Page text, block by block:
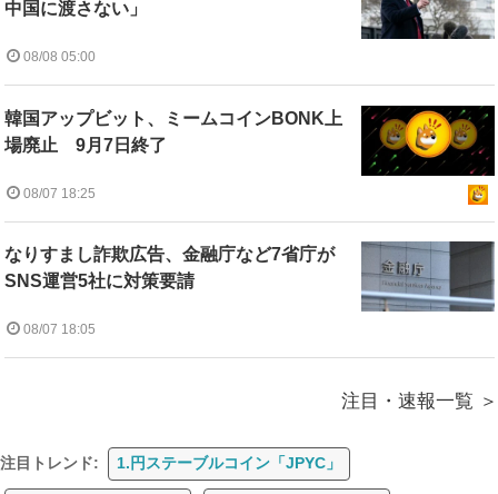
中国に渡さない」
08/08 05:00
韓国アップビット、ミームコインBONK上
場廃止 9月7日終了
08/07 18:25
なりすまし詐欺広告、金融庁など7省庁が
SNS運営5社に対策要請
08/07 18:05
注目・速報一覧
注目トレンド: 1.円ステーブルコイン「JPYC」